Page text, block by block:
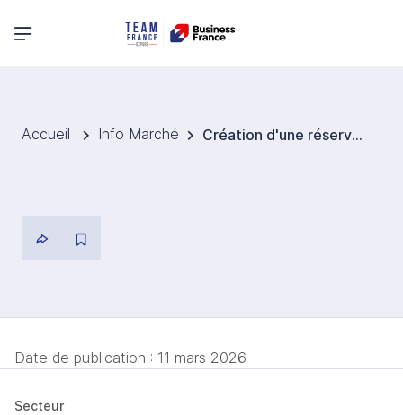
Menu principal
Accueil Info Marché Création d'une réserve stratégique pour sécuriser l’approvisionnement de l’Australie en minéraux critiques
Date de publication : 11 mars 2026
Secteur